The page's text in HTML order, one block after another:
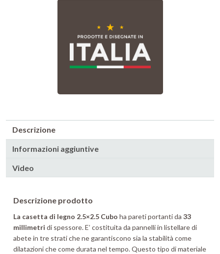
Descrizione
Informazioni aggiuntive
Video
Descrizione prodotto
La casetta di legno 2.5×2.5 Cubo ha pareti portanti da 33
millimetri di spessore. E’ costituita da pannelli in listellare di
abete in tre strati che ne garantiscono sia la stabilità come
dilatazioni che come durata nel tempo. Questo tipo di materiale